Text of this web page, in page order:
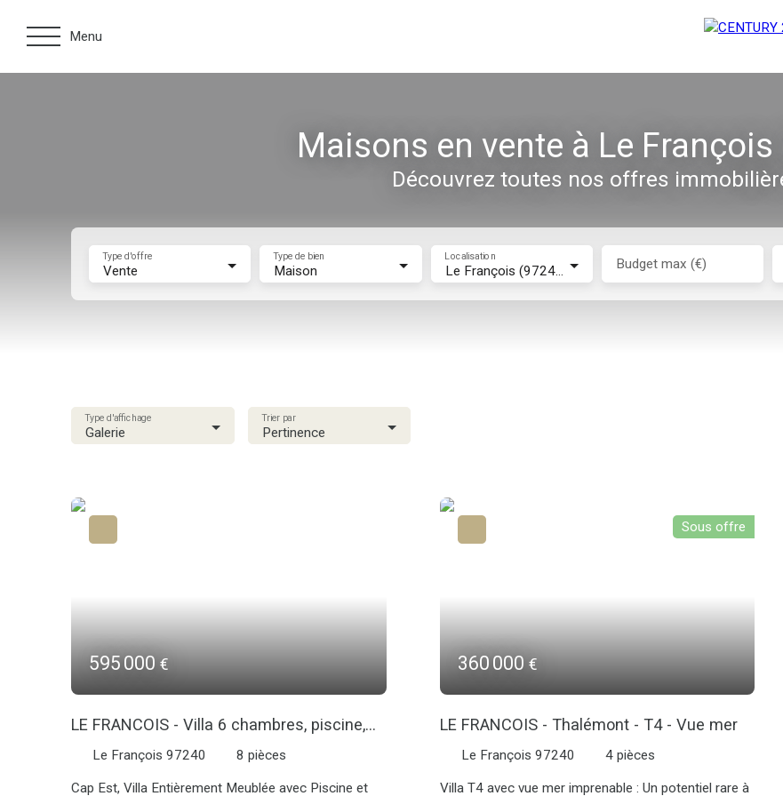
Menu
Maisons en vente à Le François
Découvrez toutes nos offres
Vente
Type d'offre
Maison
Type de bien
Le François (97240)
Localisation Budget max (€)
Galerie
Type d'affichage
Pertinence
Trier par
595 000 €
LE FRANCOIS - Villa 6 chambres, piscine,
vue mer
Le François 97240 8 pièces
Cap Est, Villa Entièrement Meublée avec Piscine et
360 000 €
Sous offre
LE FRANCOIS - Thalémont - T4 - Vue mer
Le François 97240 4 pièces
Villa T4 avec vue mer imprenable : Un potentiel rare à